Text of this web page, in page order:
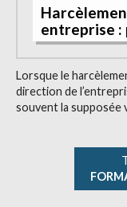
entreprise
Lorsque le
direction de
souvent la supposée